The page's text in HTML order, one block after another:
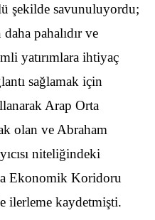
şekilde savunuluyordu;
pahalıdır ve
yatırımlara ihtiyaç
sağlamak için
Arap Orta
olan ve Abraham
niteliğindeki
Ekonomik Koridoru
ilerleme kaydetmişti.